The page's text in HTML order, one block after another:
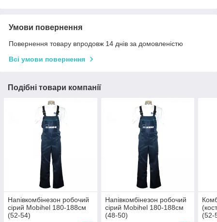
Умови повернення
Повернення товару впродовж 14 днів за домовленістю
Всі умови повернення
Подібні товари компанії
Напівкомбінезон робочий
сірий Mobihel 180-188см
(52-54)
Напівкомбінезон робочий
сірий Mobihel 180-188см
(48-50)
(52-